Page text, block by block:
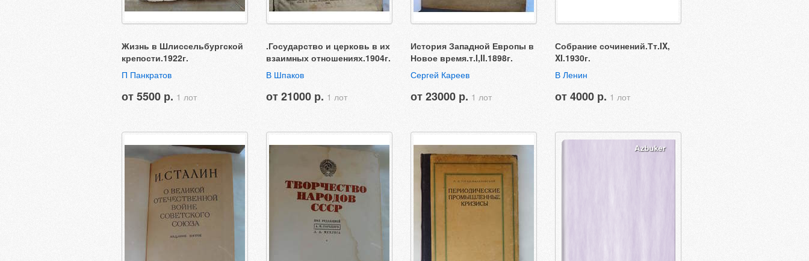
Жизнь в Шлиссельбургской
крепости.1922г.
П Панкратов
от 5500 р. 1 лот
.Государство и церковь в их
взаимных отношениях.1904г.
В Шпаков
от 21000 р. 1 лот
История Западной Европы в
Новое время.т.I,II.1898г.
Сергей Кареев
от 23000 р. 1 лот
Собрание сочинений.Тт.IX,
XI.1930г.
В Ленин
от 4000 р. 1 лот